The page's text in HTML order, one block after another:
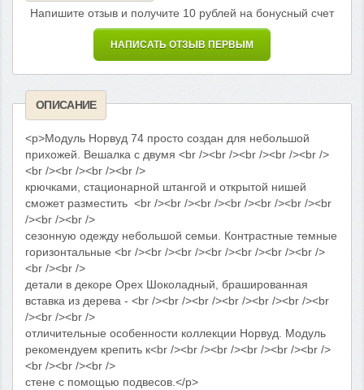
Напишите отзыв и получите 10 рублей на бонусный счет
НАПИСАТЬ ОТЗЫВ ПЕРВЫМ
ОПИСАНИЕ
<p>Модуль Норвуд 74 просто создан для небольшой
прихожей. Вешалка с двумя <br /><br /><br /><br /><br />
<br /><br /><br /><br />
крючками, стационарной штангой и открытой нишей
сможет разместить <br /><br /><br /><br /><br /><br /><br
/><br /><br />
сезонную одежду небольшой семьи. Контрастные темные
горизонтальные <br /><br /><br /><br /><br /><br /><br />
<br /><br />
детали в декоре Орех Шоколадный, брашированная
вставка из дерева - <br /><br /><br /><br /><br /><br /><br
/><br /><br />
отличительные особенности коллекции Норвуд. Модуль
рекомендуем крепить к<br /><br /><br /><br /><br /><br />
<br /><br /><br />
стене с помощью подвесов.</p>